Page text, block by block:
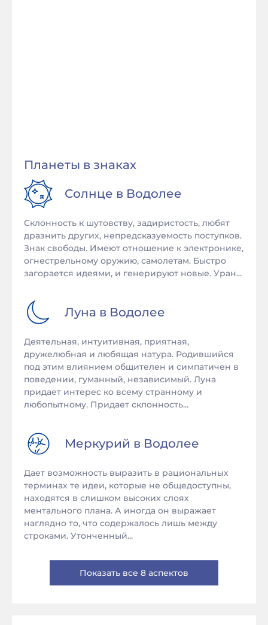
Планеты в знаках
Солнце в Водолее
Склонность к шутовству, задиристость, любят
дразнить других, непредсказуемость поступков.
Знак свободы. Имеют отношение к электронике,
огнестрельному оружию, самолетам. Быстро
загорается идеями, и генерируют новые. Уран...
Луна в Водолее
Деятельная, интуитивная, приятная,
дружелюбная и любящая натура. Родившийся
под этим влиянием общителен и симпатичен в
поведении, гуманный, независимый. Луна
придает интерес ко всему странному и
любопытному. Придает склонность...
Меркурий в Водолее
Дает возможность выразить в рациональных
терминах те идеи, которые не общедоступны,
находятся в слишком высоких слоях
ментального плана. А иногда он выражает
наглядно то, что содержалось лишь между
строками. Утонченный...
Показать все 8 аспектов